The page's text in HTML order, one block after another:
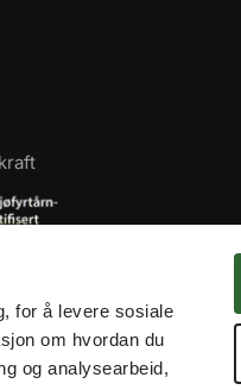
for å levere sosiale
om hvordan du
og analysearbeid,